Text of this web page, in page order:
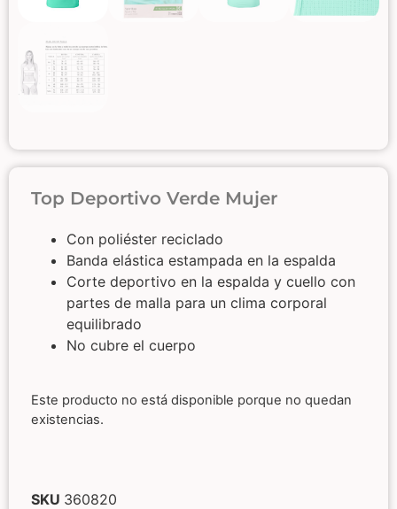
Top Deportivo Verde Mujer
Con poliéster reciclado
Banda elástica estampada en la espalda
Corte deportivo en la espalda y cuello con
partes de malla para un clima corporal
equilibrado
No cubre el cuerpo
Este producto no está disponible porque no quedan
existencias.
SKU 360820